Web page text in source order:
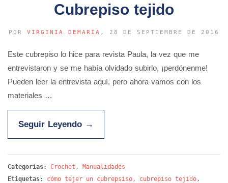
Cubrepiso tejido
POR VIRGINIA DEMARÍA , 28 DE SEPTIEMBRE DE 2016
Este cubrepiso lo hice para revista Paula, la vez que me
entrevistaron y se me había olvidado subirlo, ¡perdónenme!
Pueden leer la entrevista aquí, pero ahora vamos con los
materiales …
Seguir Leyendo →
Categorías: Crochet , Manualidades
Etiquetas:
cómo tejer un cubrepsiso , cubrepiso tejido ,